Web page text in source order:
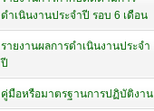
ดำเนินงานประจำปี รอบ 6 เดือน
รายงานผลการดำเนินงานประจำ
ปี
คู่มือหรือมาตรฐานการปฏิบัติงาน